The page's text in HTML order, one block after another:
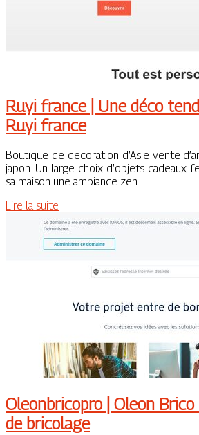
Ruyi france | Une déco
Ruyi france
Boutique de decoration d’Asie vente
japon. Un large choix d’objets cadeaux
sa maison une ambiance zen.
Lire la suite
Oleonbri­cop­ro | Oleon Brico
de bricolage